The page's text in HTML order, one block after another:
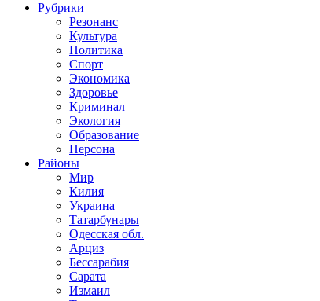
Рубрики
Резонанс
Культура
Политика
Спорт
Экономика
Здоровье
Криминал
Экология
Образование
Персона
Районы
Мир
Килия
Украина
Татарбунары
Одесская обл.
Арциз
Бессарабия
Сарата
Измаил